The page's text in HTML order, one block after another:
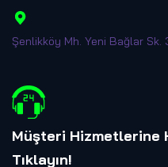
Şenlikköy Mh. Yeni Bağlar
Müşteri Hizmetlerine
Tıklayın!